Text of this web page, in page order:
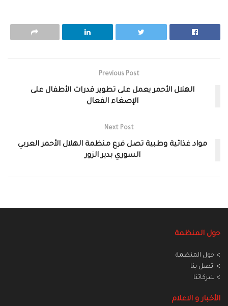
Previous Post
الهلال الأحمر يعمل على تطوير قدرات الأطفال على
الإصغاء الفعال
Next Post
مواد غذائية وطبية تصل فرع منظمة الهلال الأحمر العربي
السوري بدير الزور
حول المنظمة
> حول المنظمة
> اتصل بنا
> شركائنا
الأخبار و الاعلام